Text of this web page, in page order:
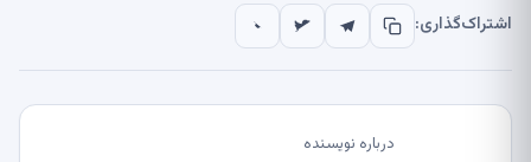
اشتراک‌گذاری:
درباره نویسنده